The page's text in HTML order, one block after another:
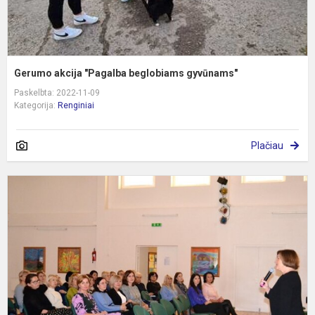
Gerumo akcija "Pagalba beglobiams gyvūnams"
Paskelbta: 2022-11-09
Kategorija: Renginiai
Plačiau